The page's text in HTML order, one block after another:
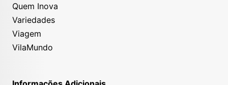
Quem Inova
Variedades
Viagem
VilaMundo